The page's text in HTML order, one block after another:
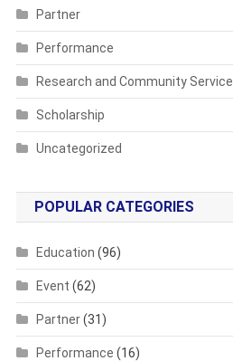
Partner
Performance
Research and Community Service
Scholarship
Uncategorized
POPULAR CATEGORIES
Education (96)
Event (62)
Partner(31)
Performance (16)